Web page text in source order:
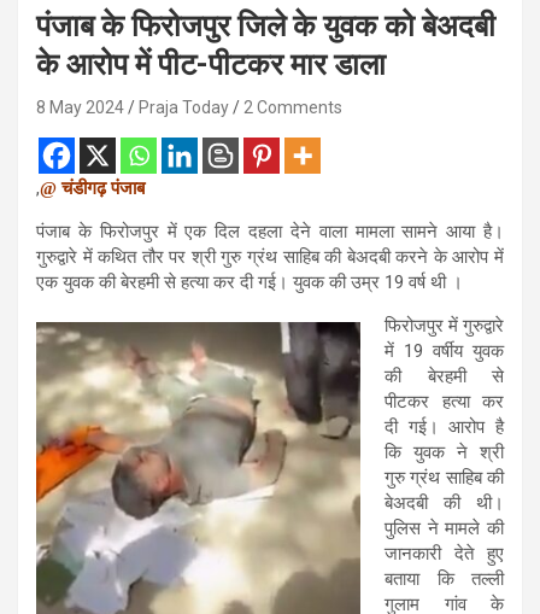
पंजाब के फिरोजपुर जिले के युवक को बेअदबी
के आरोप में पीट-पीटकर मार डाला
8 May 2024 Praja Today 2 Comments
,@ चंडीगढ़ पंजाब
पंजाब के फिरोजपुर में एक दिल दहला देने वाला मामला सामने आया है।
गुरुद्वारे में कथित तौर पर श्री गुरु ग्रंथ साहिब की बेअदबी करने के आरोप में
एक युवक की बेरहमी से हत्या कर दी गई। युवक की उम्र 19 वर्ष थी ।
फिरोजपुर में गुरुद्वारे
में 19 वर्षीय युवक
की बेरहमी से
पीटकर हत्या कर
दी गई। आरोप है
कि युवक ने श्री
गुरु ग्रंथ साहिब की
बेअदबी की थी।
पुलिस ने मामले की
जानकारी देते हुए
बताया कि तल्ली
गुलाम गांव के